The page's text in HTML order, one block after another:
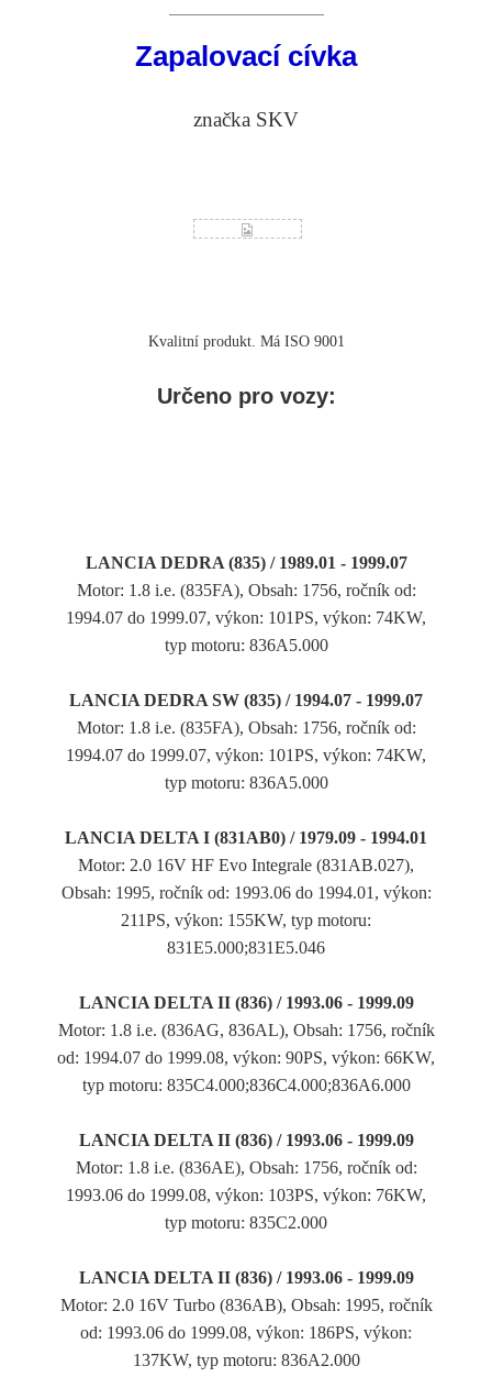
Zapalovací cívka
značka SKV
Kvalitní produkt. Má ISO 9001
Určeno pro vozy:
LANCIA DEDRA (835) / 1989.01 - 1999.07
Motor: 1.8 i.e. (835FA), Obsah: 1756, ročník od:
1994.07 do 1999.07, výkon: 101PS, výkon: 74KW,
typ motoru: 836A5.000
LANCIA DEDRA SW (835) / 1994.07 - 1999.07
Motor: 1.8 i.e. (835FA), Obsah: 1756, ročník od:
1994.07 do 1999.07, výkon: 101PS, výkon: 74KW,
typ motoru: 836A5.000
LANCIA DELTA I (831AB0) / 1979.09 - 1994.01
Motor: 2.0 16V HF Evo Integrale (831AB.027),
Obsah: 1995, ročník od: 1993.06 do 1994.01, výkon:
211PS, výkon: 155KW, typ motoru:
831E5.000;831E5.046
LANCIA DELTA II (836) / 1993.06 - 1999.09
Motor: 1.8 i.e. (836AG, 836AL), Obsah: 1756, ročník
od: 1994.07 do 1999.08, výkon: 90PS, výkon: 66KW,
typ motoru: 835C4.000;836C4.000;836A6.000
LANCIA DELTA II (836) / 1993.06 - 1999.09
Motor: 1.8 i.e. (836AE), Obsah: 1756, ročník od:
1993.06 do 1999.08, výkon: 103PS, výkon: 76KW,
typ motoru: 835C2.000
LANCIA DELTA II (836) / 1993.06 - 1999.09
Motor: 2.0 16V Turbo (836AB), Obsah: 1995, ročník
od: 1993.06 do 1999.08, výkon: 186PS, výkon:
137KW, typ motoru: 836A2.000